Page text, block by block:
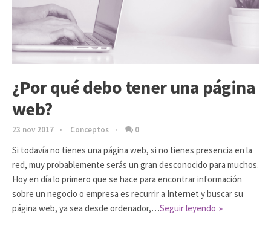
¿Por qué debo tener una página
web?
23 nov 2017 Conceptos 0
Si todavía no tienes una página web, si no tienes presencia en la
red, muy probablemente serás un gran desconocido para muchos.
Hoy en día lo primero que se hace para encontrar información
sobre un negocio o empresa es recurrir a Internet y buscar su
página web, ya sea desde ordenador,…Seguir leyendo